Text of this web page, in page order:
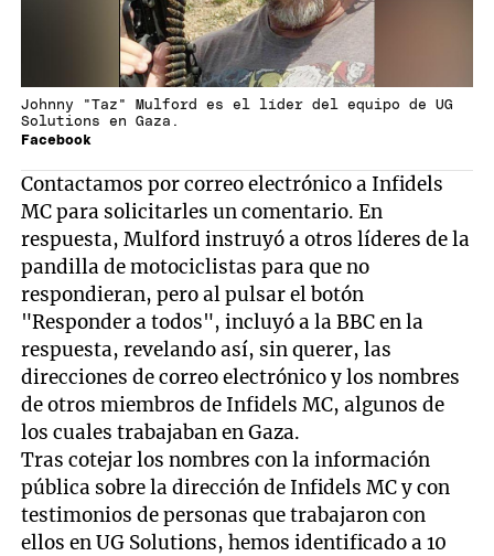
Facebook
Johnny "Taz" Mulford es el líder del equipo de UG
Solutions en Gaza.
Contactamos por correo electrónico a Infidels
MC para solicitarles un comentario. En
respuesta, Mulford instruyó a otros líderes de la
pandilla de motociclistas para que no
respondieran, pero al pulsar el botón
"Responder a todos", incluyó a la BBC en la
respuesta, revelando así, sin querer, las
direcciones de correo electrónico y los nombres
de otros miembros de Infidels MC, algunos de
los cuales trabajaban en Gaza.
Tras cotejar los nombres con la información
pública sobre la dirección de Infidels MC y con
testimonios de personas que trabajaron con
ellos en UG Solutions, hemos identificado a 10